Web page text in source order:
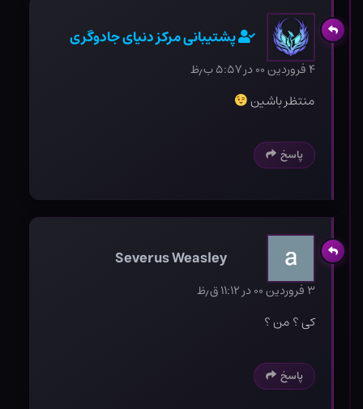
پشتیبانی مرکز دنیای جادوگری
۴ فروردین ۰۰ در ۵:۵۷ ب٫ظ
منتظر باشین
پاسخ
Severus Weasley
۳ فروردین ۰۰ در ۱۱:۱۲ ق٫ظ
کی ؟ من ؟
پاسخ